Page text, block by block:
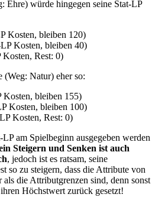
Ehre) würde hingegen seine Stat-LP
Kosten, bleiben 120)
Kosten, bleiben 40)
Rest: 0)
Natur) eher so:
Kosten, bleiben 155)
Kosten, bleiben 100)
Kosten, Rest: 0)
am Spielbeginn ausgegeben werden
Steigern und Senken ist auch
, jedoch ist es ratsam, seine
so zu steigern, dass die Attribute von
als die Attributgrenzen sind, denn sonst
Höchstwert zurück gesetzt!